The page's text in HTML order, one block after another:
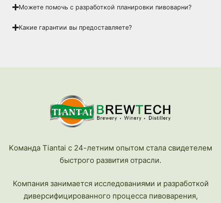
Можете помочь с разработкой планировки пивоварни?
Какие гарантии вы предоставляете?
Kоманда Tiantai с 24-летним опытом стала свидетелем
быстрого развития отрасли.
Компания занимается исследованиями и разработкой
диверсифицированного процесса пивоварения,